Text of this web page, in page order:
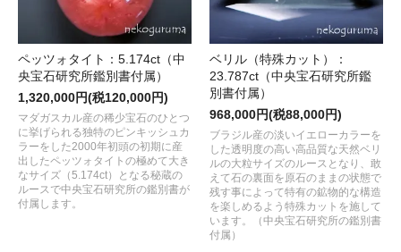
ペッツォタイト：5.174ct（中
央宝石研究所鑑別書付属）
1,320,000円(税120,000円)
マダガスカル産の稀少宝石のひとつ
に挙げられる独特のピンキッシュカ
ラーをした2000年初頭の初期に産
出したペッツォタイトの極めて大き
なサイズ（5.174ct）となる秘蔵の
ルースで中央宝石研究所の鑑別書が
付属します。
ベリル（特殊カット）：
23.787ct（中央宝石研究所鑑
別書付属）
968,000円(税88,000円)
ブラジル産の淡いイエローカラーを
した透明度の高い高品質な天然ベリ
ルの大粒サイズのルースとなり、敢
えて石の裏面を原石のままの状態で
残す事によって特有の鉱物的な構造
を楽しめるよう特殊カットを施して
います。（中央宝石研究所の鑑別書
付属）